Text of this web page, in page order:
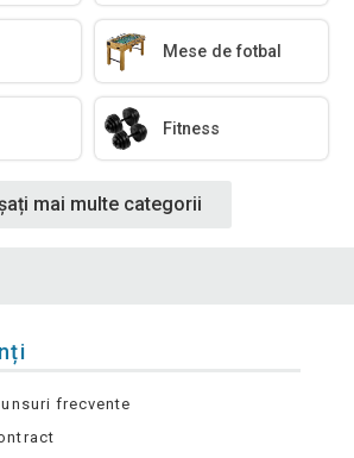
Mese de fotbal
Fitness
mai multe categorii
frecvente